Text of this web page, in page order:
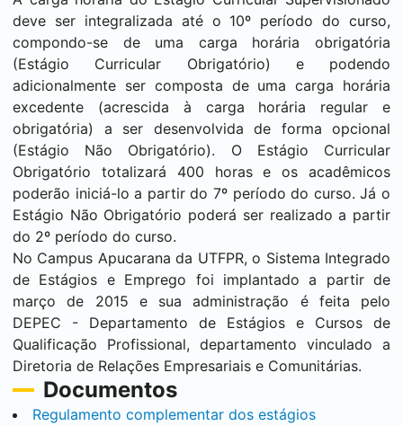
deve ser integralizada até o 10º período do curso,
compondo-se de uma carga horária obrigatória
(Estágio Curricular Obrigatório) e podendo
adicionalmente ser composta de uma carga horária
excedente (acrescida à carga horária regular e
obrigatória) a ser desenvolvida de forma opcional
(Estágio Não Obrigatório). O Estágio Curricular
Obrigatório totalizará 400 horas e os acadêmicos
poderão iniciá-lo a partir do 7º período do curso. Já o
Estágio Não Obrigatório poderá ser realizado a partir
do 2º período do curso.
No Campus Apucarana da UTFPR, o Sistema Integrado
de Estágios e Emprego foi implantado a partir de
março de 2015 e sua administração é feita pelo
DEPEC - Departamento de Estágios e Cursos de
Qualificação Profissional, departamento vinculado a
Diretoria de Relações Empresariais e Comunitárias.
Documentos
Regulamento complementar dos estágios